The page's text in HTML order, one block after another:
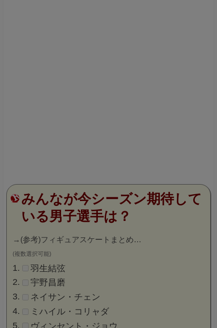
みんなが今シーズン期待して
いる男子選手は？
→ (参考)フィギュアスケートまとめ…
(複数選択可能)
羽生結弦
宇野昌磨
ネイサン・チェン
ミハイル・コリャダ
ヴィンセント・ジョウ